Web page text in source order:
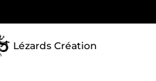
Lézards Création